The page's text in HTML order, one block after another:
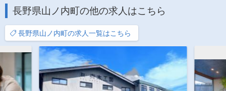
長野県山ノ内町の他の求人はこちら
長野県山ノ内町の求人一覧はこちら